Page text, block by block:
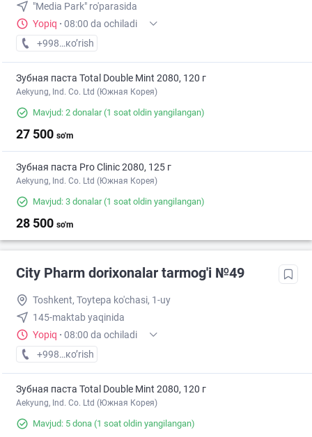
"Media Park" ro'parasida
Yopiq · 08:00 da ochiladi
+998 (77) XXX-XX-XX
кo’rish
Зубная паста Total Double Mint 2080, 120 г
Aekyung, Ind. Co. Ltd (Южная Корея)
Mavjud: 2 donalar(1 soat oldin yangilangan)
27 500 so'm
Зубная паста Pro Clinic 2080, 125 г
Aekyung, Ind. Co. Ltd (Южная Корея)
Mavjud: 3 donalar(1 soat oldin yangilangan)
28 500 so'm
City Pharm dorixonalar tarmog'i №49
Toshkent, Toytepa ko'chasi, 1-uy
145-maktab yaqinida
Yopiq · 08:00 da ochiladi
+998 (77) XXX-XX-XX
кo’rish
Зубная паста Total Double Mint 2080, 120 г
Aekyung, Ind. Co. Ltd (Южная Корея)
Mavjud: 5 dona (1 soat oldin yangilangan)